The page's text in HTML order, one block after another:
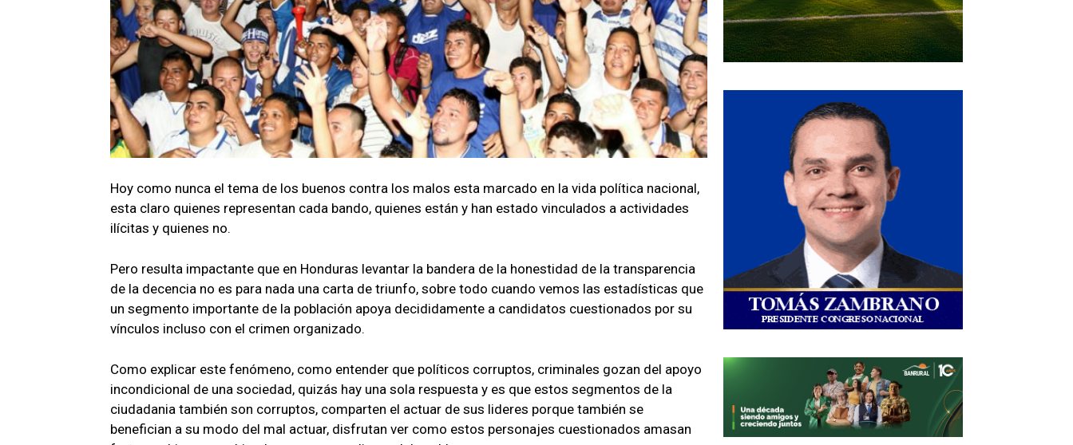
Hoy como nunca el tema de los buenos contra los malos esta marcado en la vida política nacional,
esta claro quienes representan cada bando, quienes están y han estado vinculados a actividades
ilícitas y quienes no.
Pero resulta impactante que en Honduras levantar la bandera de la honestidad de la transparencia
de la decencia no es para nada una carta de triunfo, sobre todo cuando vemos las estadísticas que
un segmento importante de la población apoya decididamente a candidatos cuestionados por su
vínculos incluso con el crimen organizado.
Como explicar este fenómeno, como entender que políticos corruptos, criminales gozan del apoyo
incondicional de una sociedad, quizás hay una sola respuesta y es que estos segmentos de la
ciudadania también son corruptos, comparten el actuar de sus lideres porque también se
benefician a su modo del mal actuar, disfrutan ver como estos personajes cuestionados amasan